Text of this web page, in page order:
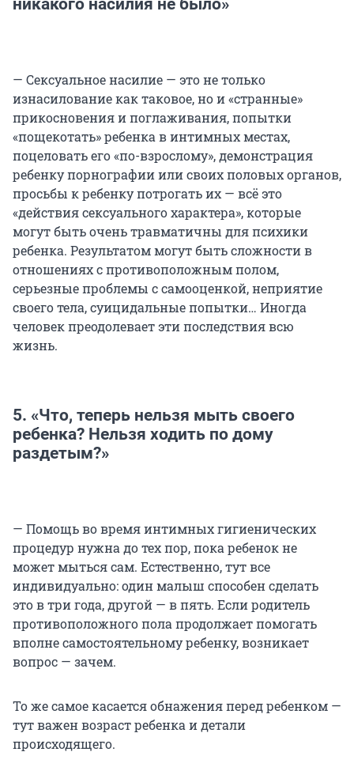
никакого насилия не было»
— Сексуальное насилие — это не только
изнасилование как таковое, но и «странные»
прикосновения и поглаживания, попытки
«пощекотать» ребенка в интимных местах,
поцеловать его «по-взрослому», демонстрация
ребенку порнографии или своих половых органов,
просьбы к ребенку потрогать их — всё это
«действия сексуального характера», которые
могут быть очень травматичны для психики
ребенка. Результатом могут быть сложности в
отношениях с противоположным полом,
серьезные проблемы c самооценкой, неприятие
своего тела, суицидальные попытки… Иногда
человек преодолевает эти последствия всю
жизнь.
5. «Что, теперь нельзя мыть своего
ребенка? Нельзя ходить по дому
раздетым?»
— Помощь во время интимных гигиенических
процедур нужна до тех пор, пока ребенок не
может мыться сам. Естественно, тут все
индивидуально: один малыш способен сделать
это в три года, другой — в пять. Если родитель
противоположного пола продолжает помогать
вполне самостоятельному ребенку, возникает
вопрос — зачем.
То же самое касается обнажения перед ребенком —
тут важен возраст ребенка и детали
происходящего.